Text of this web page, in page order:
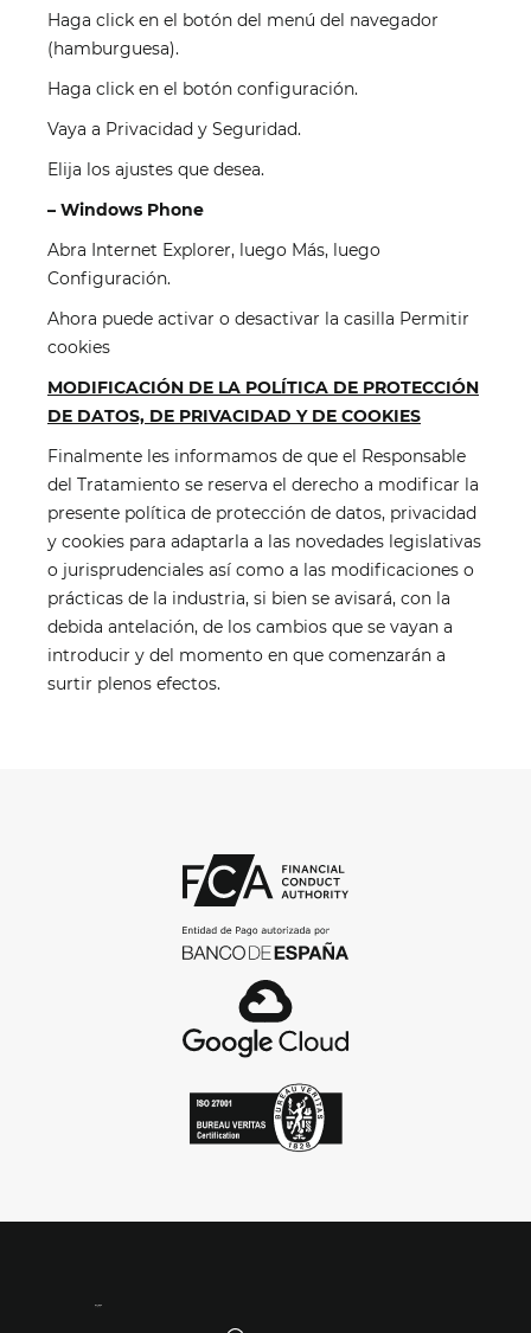
Haga click en el botón del menú del navegador
(hamburguesa).
Haga click en el botón configuración.
Vaya a Privacidad y Seguridad.
Elija los ajustes que desea.
– Windows Phone
Abra Internet Explorer, luego Más, luego
Configuración.
Ahora puede activar o desactivar la casilla Permitir
cookies
MODIFICACIÓN DE LA POLÍTICA DE PROTECCIÓN
DE DATOS, DE PRIVACIDAD Y DE COOKIES
Finalmente les informamos de que el Responsable
del Tratamiento se reserva el derecho a modificar la
presente política de protección de datos, privacidad
y cookies para adaptarla a las novedades legislativas
o jurisprudenciales así como a las modificaciones o
prácticas de la industria, si bien se avisará, con la
debida antelación, de los cambios que se vayan a
introducir y del momento en que comenzarán a
surtir plenos efectos.